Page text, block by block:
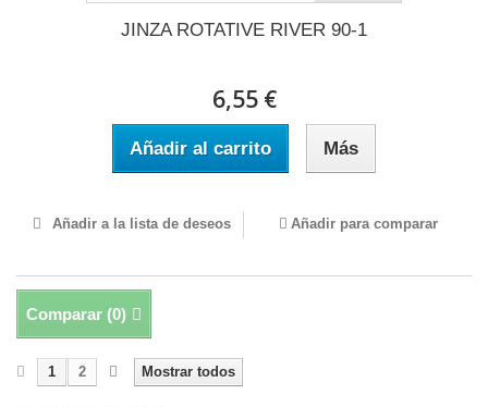
JINZA ROTATIVE RIVER 90-1
6,55 €
Añadir al carrito Más
Añadir a la lista de deseos Añadir para comparar
Comparar (0)
Mostrar todos
1 2